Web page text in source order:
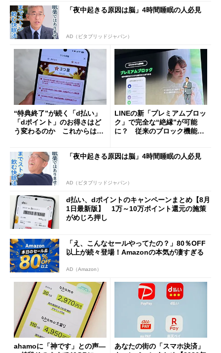
「夜中起きる原因は脳」4時間睡眠の人必見
AD（ビタブリッドジャパン）
“特典終了”が続く「d払い」
「dポイント」のお得さはど
う変わるのか これからは
LINEの新「プレミアムブロッ
ク」で完全な“絶縁”が可能
に？ 従来のブロック機能と
「夜中起きる原因は脳」4時間睡眠の人必見
AD（ビタブリッドジャパン）
d払い、dポイントのキャンペーンまとめ【8月
1日最新版】 1万～10万ポイント還元の施策
がめじろ押し
「え、こんなセールやってたの？」80％OFF
以上が続々登場！Amazonの本気が凄すぎる
AD（Amazon）
ahamoに「神です」との声―
あなたの街の「スマホ決済」